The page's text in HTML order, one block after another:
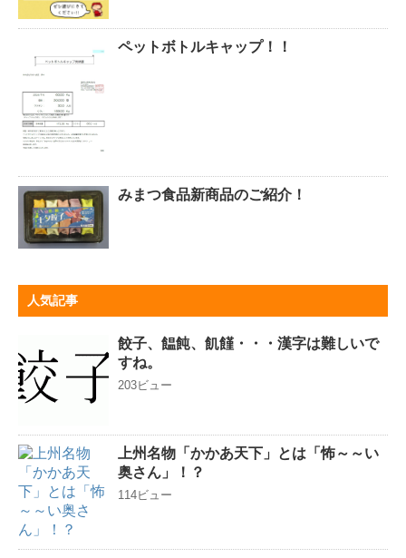
ペットボトルキャップ！！
みまつ食品新商品のご紹介！
人気記事
餃子、饂飩、飢饉・・・漢字は難しいで
すね。
203ビュー
上州名物「かかあ天下」とは「怖～～い
奥さん」！？
114ビュー